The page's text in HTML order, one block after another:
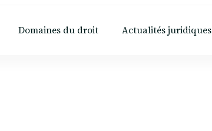
Domaines du droit Actualités juridiques